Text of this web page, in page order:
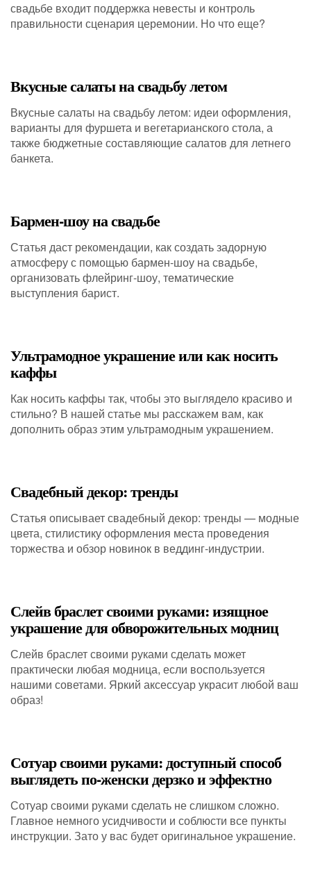
свадьбе входит поддержка невесты и контроль
правильности сценария церемонии. Но что еще?
Вкусные салаты на свадьбу летом
Вкусные салаты на свадьбу летом: идеи оформления,
варианты для фуршета и вегетарианского стола, а
также бюджетные составляющие салатов для летнего
банкета.
Бармен-шоу на свадьбе
Статья даст рекомендации, как создать задорную
атмосферу с помощью бармен-шоу на свадьбе,
организовать флейринг-шоу, тематические
выступления барист.
Ультрамодное украшение или как носить
каффы
Как носить каффы так, чтобы это выглядело красиво и
стильно? В нашей статье мы расскажем вам, как
дополнить образ этим ультрамодным украшением.
Свадебный декор: тренды
Статья описывает свадебный декор: тренды — модные
цвета, стилистику оформления места проведения
торжества и обзор новинок в веддинг-индустрии.
Слейв браслет своими руками: изящное
украшение для обворожительных модниц
Слейв браслет своими руками сделать может
практически любая модница, если воспользуется
нашими советами. Яркий аксессуар украсит любой ваш
образ!
Сотуар своими руками: доступный способ
выглядеть по-женски дерзко и эффектно
Сотуар своими руками сделать не слишком сложно.
Главное немного усидчивости и соблюсти все пункты
инструкции. Зато у вас будет оригинальное украшение.